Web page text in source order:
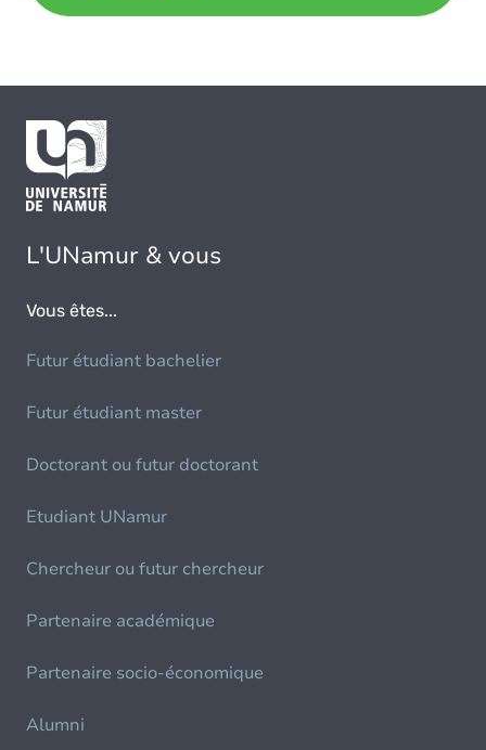
L'UNamur & vous
Vous êtes...
Futur étudiant bachelier
Futur étudiant master
Doctorant ou futur doctorant
Etudiant UNamur
Chercheur ou futur chercheur
Partenaire académique
Partenaire socio-économique
Alumni